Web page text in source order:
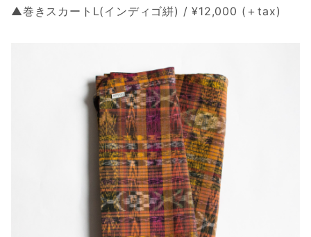
▲巻きスカートL(インディゴ絣) / ¥12,000 (＋tax)